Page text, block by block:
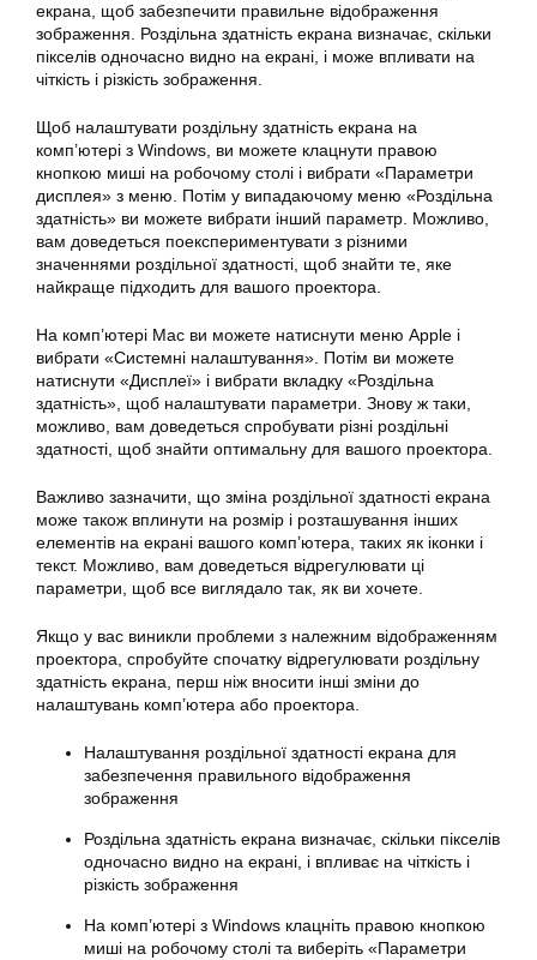
екрана, щоб забезпечити правильне відображення
зображення. Роздільна здатність екрана визначає, скільки
пікселів одночасно видно на екрані, і може впливати на
чіткість і різкість зображення.
Щоб налаштувати роздільну здатність екрана на
комп’ютері з Windows, ви можете клацнути правою
кнопкою миші на робочому столі і вибрати «Параметри
дисплея» з меню. Потім у випадаючому меню «Роздільна
здатність» ви можете вибрати інший параметр. Можливо,
вам доведеться поекспериментувати з різними
значеннями роздільної здатності, щоб знайти те, яке
найкраще підходить для вашого проектора.
На комп’ютері Mac ви можете натиснути меню Apple і
вибрати «Системні налаштування». Потім ви можете
натиснути «Дисплеї» і вибрати вкладку «Роздільна
здатність», щоб налаштувати параметри. Знову ж таки,
можливо, вам доведеться спробувати різні роздільні
здатності, щоб знайти оптимальну для вашого проектора.
Важливо зазначити, що зміна роздільної здатності екрана
може також вплинути на розмір і розташування інших
елементів на екрані вашого комп’ютера, таких як іконки і
текст. Можливо, вам доведеться відрегулювати ці
параметри, щоб все виглядало так, як ви хочете.
Якщо у вас виникли проблеми з належним відображенням
проектора, спробуйте спочатку відрегулювати роздільну
здатність екрана, перш ніж вносити інші зміни до
налаштувань комп’ютера або проектора.
Налаштування роздільної здатності екрана для
забезпечення правильного відображення
зображення
Роздільна здатність екрана визначає, скільки пікселів
одночасно видно на екрані, і впливає на чіткість і
різкість зображення
На комп’ютері з Windows клацніть правою кнопкою
миші на робочому столі та виберіть «Параметри